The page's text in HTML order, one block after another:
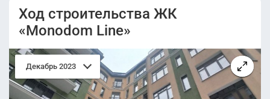
декларация
(Корпус 1).pdf
строительство
(Корпус 1).pdf
Апелляционное
определение от
13.10.2022.pdf
Проектная
декларация от
10.11.2022
(Корпус 1).pdf
Ход строительства ЖК
«Monodom Line»
Декабрь 2023